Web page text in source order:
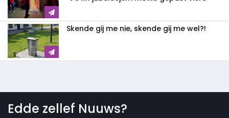
Skende gij me nie, skende gij me wel?!
Edde zellef Nuuws?